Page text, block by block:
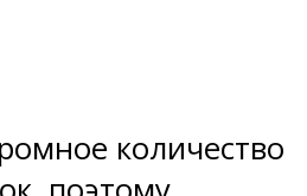
количество